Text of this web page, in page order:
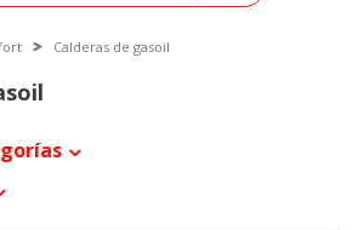
Calderas de gasoil